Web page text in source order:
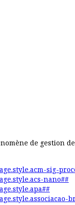
de
sig-
nano##